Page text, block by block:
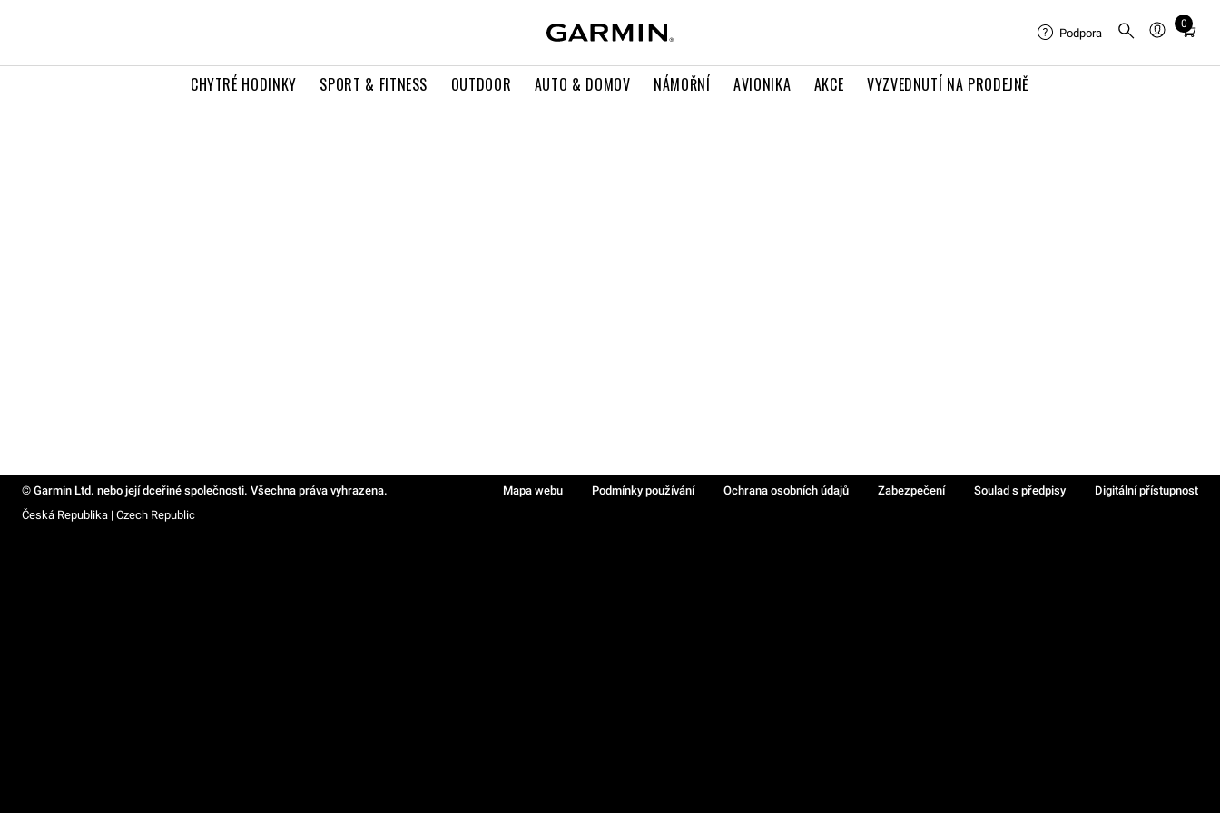
CHYTRÉ HODINKY SPORT & FITNESS OUTDOOR AUTO & DOMOV NÁMOŘNÍ AVIONIKA AKCE VYZVEDNUTÍ NA PRODEJNĚ
Podpora
0
Total
in
© Garmin Ltd. nebo její dceřiné společnosti. Všechna práva vyhrazena. Mapa webu Podmínky používání Ochrana osobních údajů Zabezpečení Soulad s předpisy
Digitální přístupnost
Česká Republika | Czech Republic